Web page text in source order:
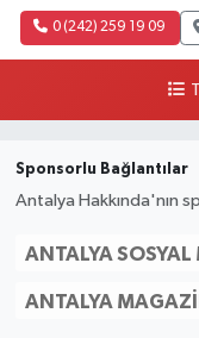
0 (242) 259 19 09
Sponsorlu Bağlantılar
Antalya Hakkında'nın
ANTALYA SOSYAL
ANTALYA